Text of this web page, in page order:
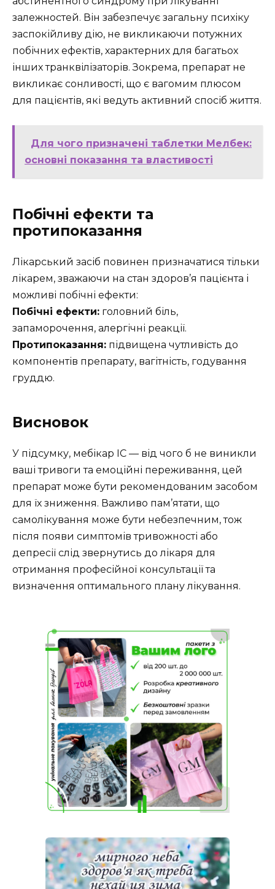
залежностей. Він забезпечує загальну психіку
заспокійливу дію, не викликаючи потужних
побічних ефектів, характерних для багатьох
інших транквілізаторів. Зокрема, препарат не
викликає сонливості, що є вагомим плюсом
для пацієнтів, які ведуть активний спосіб життя.
Для чого призначені таблетки Мелбек:
основні показання та властивості
Побічні ефекти та
протипоказання
Лікарський засіб повинен призначатися тільки
лікарем, зважаючи на стан здоров’я пацієнта і
можливі побічні ефекти:
Побічні ефекти: головний біль,
запаморочення, алергічні реакції.
Протипоказання: підвищена чутливість до
компонентів препарату, вагітність, годування
груддю.
Висновок
У підсумку, мебікар ІС — від чого б не виникли
ваші тривоги та емоційні переживання, цей
препарат може бути рекомендованим засобом
для їх зниження. Важливо пам’ятати, що
самолікування може бути небезпечним, тож
після появи симптомів тривожності або
депресії слід звернутись до лікаря для
отримання професійної консультації та
визначення оптимального плану лікування.